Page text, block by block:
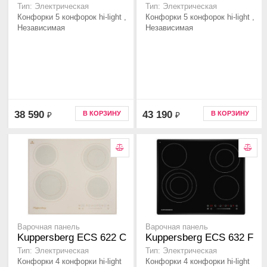
Тип: Электрическая
Конфорки 5 конфорок hi-light ,
Независимая
38 590 ₽ В КОРЗИНУ
Тип: Электрическая
Конфорки 5 конфорок hi-light ,
Независимая
43 190 ₽ В КОРЗИНУ
Варочная панель
Kuppersberg ECS 622 C
Тип: Электрическая
Конфорки 4 конфорки hi-light
Варочная панель
Kuppersberg ECS 632 F
Тип: Электрическая
Конфорки 4 конфорки hi-light